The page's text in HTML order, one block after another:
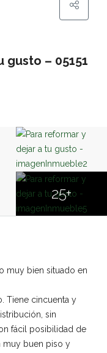
gusto – 05151
25+
muy bien situado en
Tiene cincuenta y
sin
fácil posibilidad de
muy buen piso y